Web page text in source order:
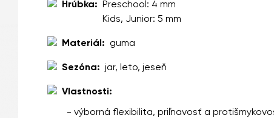
Hrúbka:
Preschool: 4 mm
Kids, Junior: 5 mm
Materiál: guma
Sezóna: jar, leto, jeseň
Vlastnosti:
- výborná flexibilita, priľnavosť a
hodnotenie